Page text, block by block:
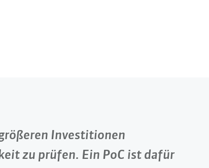
Investitionen
zu prüfen. Ein PoC ist dafür